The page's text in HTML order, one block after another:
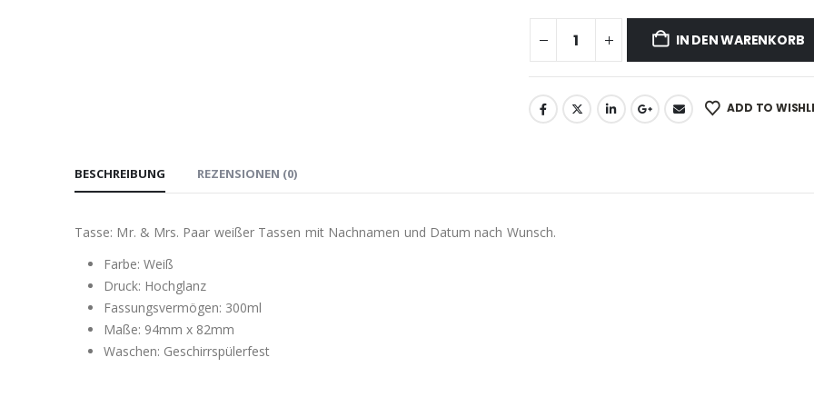
IN DEN WARENKORB
ADD TO
BESCHREIBUNG REZENSIONEN (0)
Tasse: Mr. & Mrs. Paar weißer Tassen mit Nachnamen und Datum nach Wunsch.
Farbe: Weiß
Druck: Hochglanz
Fassungsvermögen: 300ml
Maße: 94mm x 82mm
Waschen: Geschirrspülerfest